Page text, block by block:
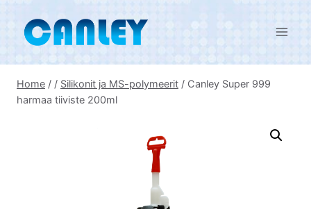
content
Home / / Silikonit ja MS-polymeerit / Canley Super 999
harmaa tiiviste 200ml